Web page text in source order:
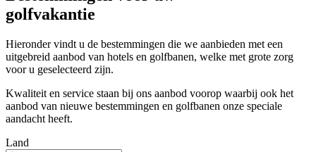
golfvakantie
Hieronder vindt u de bestemmingen die we aanbieden met een
uitgebreid aanbod van hotels en golfbanen, welke met grote zorg
voor u geselecteerd zijn.
Kwaliteit en service staan bij ons aanbod voorop waarbij ook het
aanbod van nieuwe bestemmingen en golfbanen onze speciale
aandacht heeft.
Land